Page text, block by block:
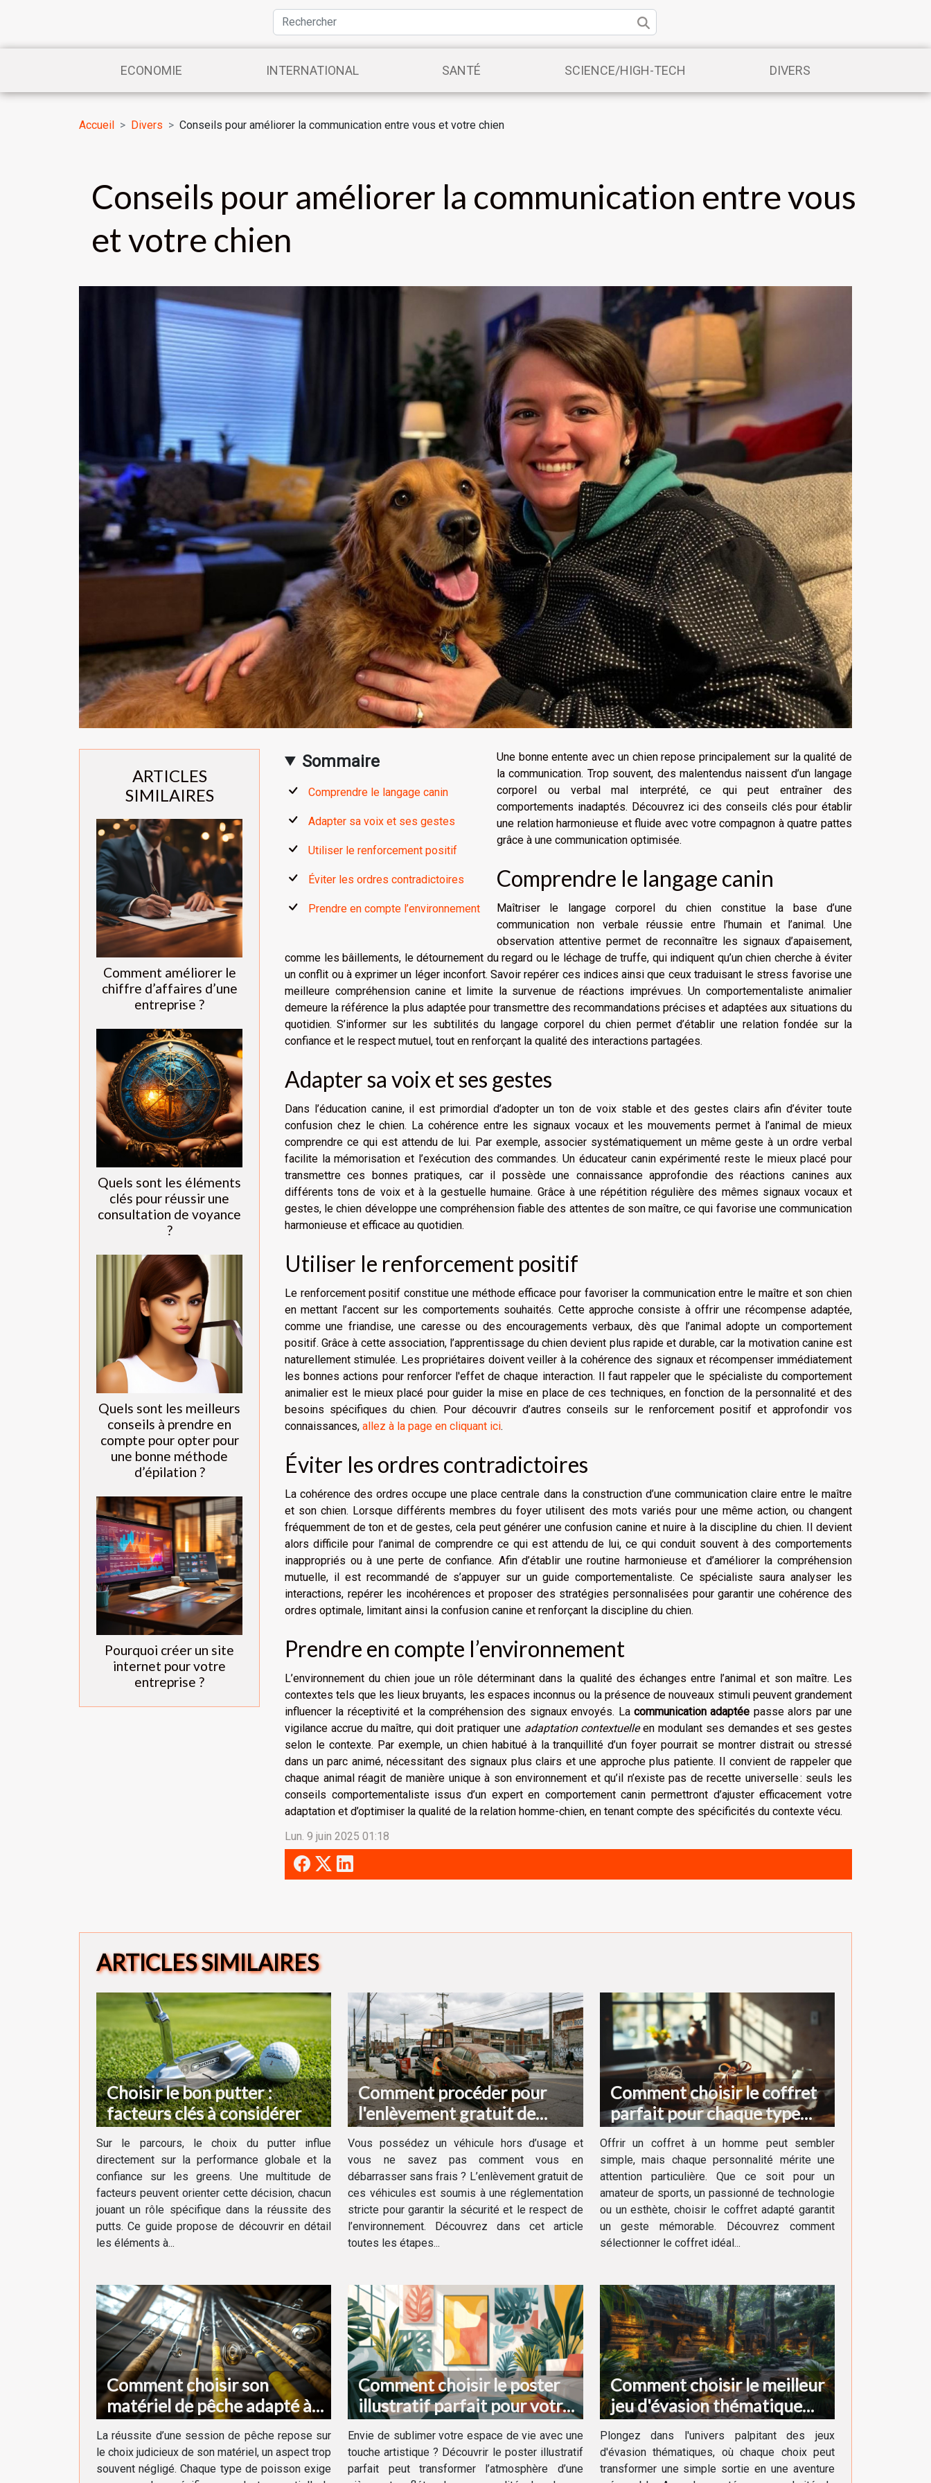
ECONOMIE INTERNATIONAL SANTÉ SCIENCE/HIGH-TECH DIVERS
Accueil Divers Conseils pour améliorer la communication entre vous et votre chien
Conseils pour améliorer la communication entre vous
et votre chien
ARTICLES
SIMILAIRES
Comment améliorer le
chiffre d’affaires d’une
entreprise ?
Quels sont les éléments
clés pour réussir une
consultation de voyance
?
Quels sont les meilleurs
conseils à prendre en
compte pour opter pour
une bonne méthode
d’épilation ?
Pourquoi créer un site
internet pour votre
entreprise ?
Sommaire
Comprendre le langage canin
Adapter sa voix et ses gestes
Utiliser le renforcement positif
Éviter les ordres contradictoires
Prendre en compte l’environnement
Une bonne entente avec un chien repose principalement sur la qualité de
la communication. Trop souvent, des malentendus naissent d’un langage
corporel ou verbal mal interprété, ce qui peut entraîner des
comportements inadaptés. Découvrez ici des conseils clés pour établir
une relation harmonieuse et fluide avec votre compagnon à quatre pattes
grâce à une communication optimisée.
Comprendre le langage canin
Maîtriser le langage corporel du chien constitue la base d’une
communication non verbale réussie entre l’humain et l’animal. Une
observation attentive permet de reconnaître les signaux d’apaisement,
comme les bâillements, le détournement du regard ou le léchage de truffe, qui indiquent qu’un chien cherche à éviter
un conflit ou à exprimer un léger inconfort. Savoir repérer ces indices ainsi que ceux traduisant le stress favorise une
meilleure compréhension canine et limite la survenue de réactions imprévues. Un comportementaliste animalier
demeure la référence la plus adaptée pour transmettre des recommandations précises et adaptées aux situations du
quotidien. S’informer sur les subtilités du langage corporel du chien permet d’établir une relation fondée sur la
confiance et le respect mutuel, tout en renforçant la qualité des interactions partagées.
Adapter sa voix et ses gestes
Dans l’éducation canine, il est primordial d’adopter un ton de voix stable et des gestes clairs afin d’éviter toute
confusion chez le chien. La cohérence entre les signaux vocaux et les mouvements permet à l’animal de mieux
comprendre ce qui est attendu de lui. Par exemple, associer systématiquement un même geste à un ordre verbal
facilite la mémorisation et l’exécution des commandes. Un éducateur canin expérimenté reste le mieux placé pour
transmettre ces bonnes pratiques, car il possède une connaissance approfondie des réactions canines aux
différents tons de voix et à la gestuelle humaine. Grâce à une répétition régulière des mêmes signaux vocaux et
gestes, le chien développe une compréhension fiable des attentes de son maître, ce qui favorise une communication
harmonieuse et efficace au quotidien.
Utiliser le renforcement positif
Le renforcement positif constitue une méthode efficace pour favoriser la communication entre le maître et son chien
en mettant l’accent sur les comportements souhaités. Cette approche consiste à offrir une récompense adaptée,
comme une friandise, une caresse ou des encouragements verbaux, dès que l’animal adopte un comportement
positif. Grâce à cette association, l’apprentissage du chien devient plus rapide et durable, car la motivation canine est
naturellement stimulée. Les propriétaires doivent veiller à la cohérence des signaux et récompenser immédiatement
les bonnes actions pour renforcer l'effet de chaque interaction. Il faut rappeler que le spécialiste du comportement
animalier est le mieux placé pour guider la mise en place de ces techniques, en fonction de la personnalité et des
besoins spécifiques du chien. Pour découvrir d’autres conseils sur le renforcement positif et approfondir vos
connaissances, allez à la page en cliquant ici.
Éviter les ordres contradictoires
La cohérence des ordres occupe une place centrale dans la construction d’une communication claire entre le maître
et son chien. Lorsque différents membres du foyer utilisent des mots variés pour une même action, ou changent
fréquemment de ton et de gestes, cela peut générer une confusion canine et nuire à la discipline du chien. Il devient
alors difficile pour l’animal de comprendre ce qui est attendu de lui, ce qui conduit souvent à des comportements
inappropriés ou à une perte de confiance. Afin d’établir une routine harmonieuse et d’améliorer la compréhension
mutuelle, il est recommandé de s’appuyer sur un guide comportementaliste. Ce spécialiste saura analyser les
interactions, repérer les incohérences et proposer des stratégies personnalisées pour garantir une cohérence des
ordres optimale, limitant ainsi la confusion canine et renforçant la discipline du chien.
Prendre en compte l’environnement
L’environnement du chien joue un rôle déterminant dans la qualité des échanges entre l’animal et son maître. Les
contextes tels que les lieux bruyants, les espaces inconnus ou la présence de nouveaux stimuli peuvent grandement
influencer la réceptivité et la compréhension des signaux envoyés. La communication adaptée passe alors par une
vigilance accrue du maître, qui doit pratiquer une adaptation contextuelleen modulant ses demandes et ses gestes
selon le contexte. Par exemple, un chien habitué à la tranquillité d’un foyer pourrait se montrer distrait ou stressé
dans un parc animé, nécessitant des signaux plus clairs et une approche plus patiente. Il convient de rappeler que
chaque animal réagit de manière unique à son environnement et qu’il n’existe pas de recette universelle : seuls les
conseils comportementaliste issus d’un expert en comportement canin permettront d’ajuster efficacement votre
adaptation et d’optimiser la qualité de la relation homme-chien, en tenant compte des spécificités du contexte vécu.
Lun. 9 juin 2025 01:18
ARTICLES SIMILAIRES
Choisir le bon putter :
facteurs clés à considérer
Sur le parcours, le choix du putter influe
directement sur la performance globale et la
confiance sur les greens. Une multitude de
facteurs peuvent orienter cette décision, chacun
jouant un rôle spécifique dans la réussite des
putts. Ce guide propose de découvrir en détail
les éléments à...
Comment procéder pour
l'enlèvement gratuit de
votre véhicule hors d'usage ?
Vous possédez un véhicule hors d’usage et
vous ne savez pas comment vous en
débarrasser sans frais ? L’enlèvement gratuit de
ces véhicules est soumis à une réglementation
stricte pour garantir la sécurité et le respect de
l’environnement. Découvrez dans cet article
toutes les étapes...
Comment choisir le coffret
parfait pour chaque type
d'homme ?
Offrir un coffret à un homme peut sembler
simple, mais chaque personnalité mérite une
attention particulière. Que ce soit pour un
amateur de sports, un passionné de technologie
ou un esthète, choisir le coffret adapté garantit
un geste mémorable. Découvrez comment
sélectionner le coffret idéal...
Comment choisir son
matériel de pêche adapté à
chaque type de poisson
La réussite d’une session de pêche repose sur
le choix judicieux de son matériel, un aspect trop
souvent négligé. Chaque type de poisson exige
Comment choisir le poster
illustratif parfait pour votre
décoration intérieure
Envie de sublimer votre espace de vie avec une
touche artistique ? Découvrir le poster illustratif
parfait peut transformer l’atmosphère d’une
Comment choisir le meilleur
jeu d'évasion thématique
pour votre prochaine
aventure
Plongez dans l'univers palpitant des jeux
d'évasion thématiques, où chaque choix peut
transformer une simple sortie en une aventure